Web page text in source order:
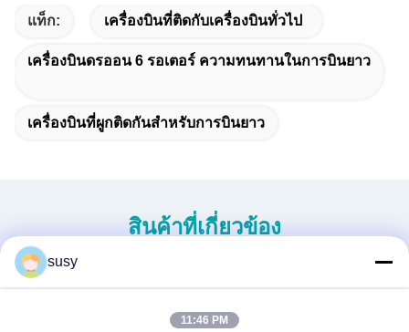
แท็ก: เครื่องบินที่ติดกับเครื่องบินทั่วไป
เครื่องบินดรออน 6 รอเตอร์ ความทนทานในการบินยาว
เครื่องบินที่ผูกติดกันสําหรับการบินยาว
สินค้าที่เกี่ยวข้อง
susy
11:46 PM